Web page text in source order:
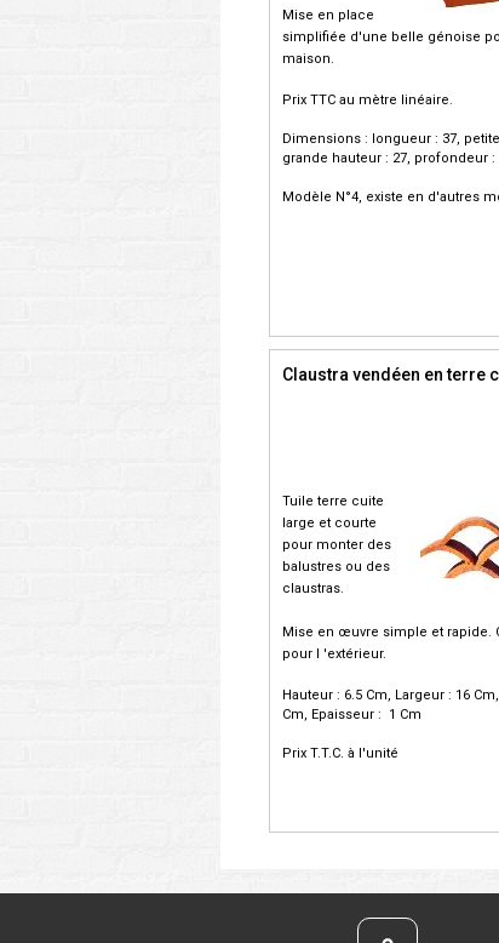
Mise en place
simplifiée d'une belle génoise
maison.
Prix TTC au mètre linéaire.
Dimensions : longueur : 37,
grande hauteur : 27, profondeur :
Modèle N°4, existe en d'autres
Claustra vendéen en terre
Tuile terre cuite
large et courte
pour monter des
balustres ou des
claustras.
Mise en œuvre simple et rapide.
pour l 'extérieur.
Hauteur : 6.5 Cm, Largeur : 16
Cm, Epaisseur : 1 Cm
Prix T.T.C. à l'unité